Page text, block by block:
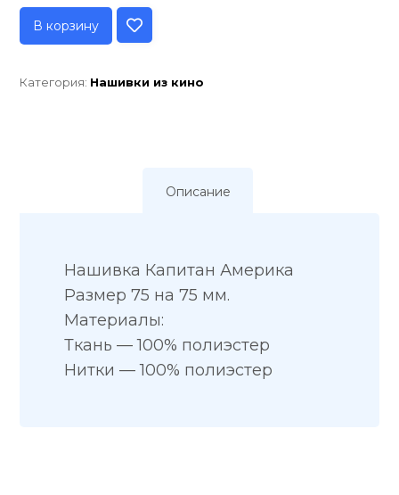
В корзину
Категория: Нашивки из кино
Описание
Нашивка Капитан Америка
Размер 75 на 75 мм.
Материалы:
Ткань — 100% полиэстер
Нитки — 100% полиэстер